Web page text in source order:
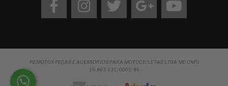
FacebookInstagram twitter googleYoutube
REMOTOX PEÇAS E ACESSÓRIOS PARA MOTOCICLETAS LTDA ME CNPJ
15.863.531/0001-85